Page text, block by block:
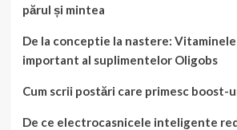
părul și mintea
De la conceptie la nastere:
important al suplimentelor Oligobs
Cum scrii postări care primesc boost-
De ce electrocasnicele inteligente